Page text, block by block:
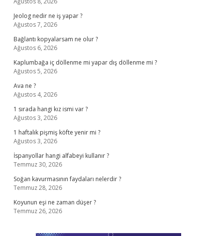
Jeolog nedir ne iş yapar ?
Ağustos 7, 2026
Bağlantı kopyalarsam ne olur ?
Ağustos 6, 2026
Kaplumbağa iç döllenme mi yapar dış döllenme mi ?
Ağustos 5, 2026
Ava ne ?
Ağustos 4, 2026
1 sırada hangi kız ismi var ?
Ağustos 3, 2026
1 haftalık pişmiş köfte yenir mi ?
Ağustos 3, 2026
İspanyollar hangi alfabeyi kullanır ?
Temmuz 30, 2026
Soğan kavurmasının faydaları nelerdir ?
Temmuz 28, 2026
Koyunun eşi ne zaman düşer ?
Temmuz 26, 2026